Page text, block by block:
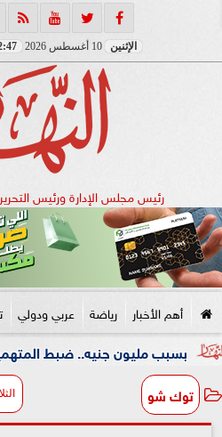
الإثنين 10 أغسطس 2026
رئيس مجلس الإدارة ورئيس التحرير
أهم الأخبار رياضة عربي ودولي
جنيه.. ضبط المتهمين باحتجاز
توك شو